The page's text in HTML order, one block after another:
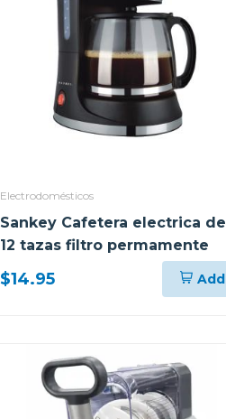
Electrodomésticos
Sankey Cafetera electrica de
12 tazas filtro permamente
$14.95 Add